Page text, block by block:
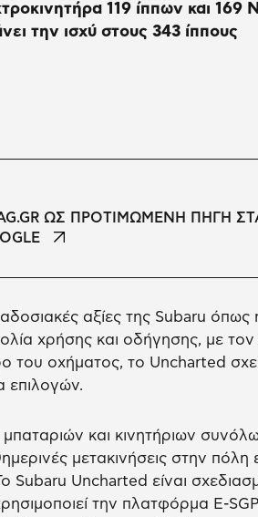
119 ίππων και
την ισχύ στους 343 ίππους
ΩΣ ΠΡΟΤΙΜΩΜΕΝΗ ΠΗΓΗ
αξίες της Subaru όπως
χρήσης και οδήγησης, με
του οχήματος, το Uncharted
επιλογών.
και κινητήριων
μετακινήσεις στην πόλη
Uncharted είναι
την πλατφόρμα E-